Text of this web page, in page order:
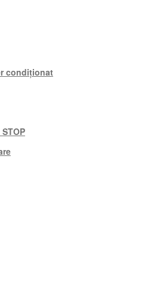
condiționat